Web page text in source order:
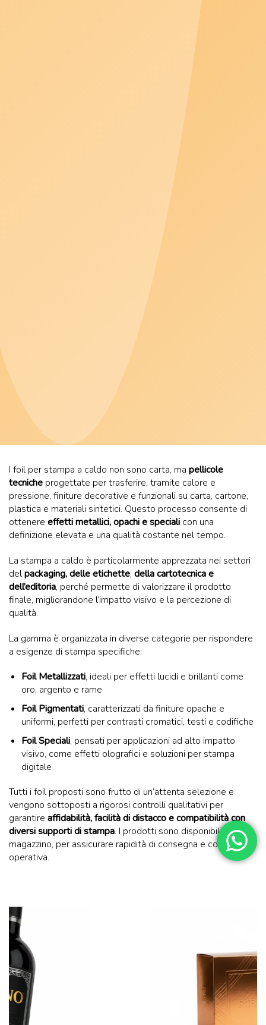
I foil per stampa a caldo non sono carta, ma pellicole
tecniche progettate per trasferire, tramite calore e
pressione, finiture decorative e funzionali su carta, cartone,
plastica e materiali sintetici. Questo processo consente di
ottenere effetti metallici, opachi e speciali con una
definizione elevata e una qualità costante nel tempo.
La stampa a caldo è particolarmente apprezzata nei settori
delpackaging, delle etichette, della cartotecnica e
dell’editoria, perché permette di valorizzare il prodotto
finale, migliorandone l’impatto visivo e la percezione di
qualità.
La gamma è organizzata in diverse categorie per rispondere
a esigenze di stampa specifiche:
Foil Metallizzati, ideali per effetti lucidi e brillanti come
oro, argento e rame
Foil Pigmentati, caratterizzati da finiture opache e
uniformi, perfetti per contrasti cromatici, testi e codifiche
Foil Speciali, pensati per applicazioni ad alto impatto
visivo, come effetti olografici e soluzioni per stampa
digitale
Tutti i foil proposti sono frutto di un’attenta selezione e
vengono sottoposti a rigorosi controlli qualitativi per
garantire affidabilità, facilità di distacco e compatibilità con
diversi supporti di stampa. I prodotti sono disponibili pronto
magazzino, per assicurare rapidità di consegna e continuità
operativa.